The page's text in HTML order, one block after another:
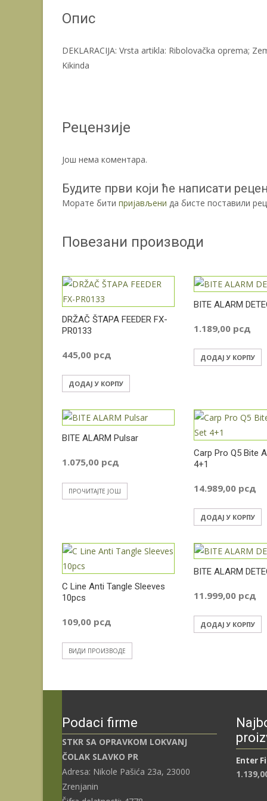
Опис
DEKLARACIJA: Vrsta artikla: Ribolovačka oprema;
Kikinda
Рецензије
Још нема коментара.
Будите први који ће написати
Морате бити пријављени да бисте поставили
Повезани производи
DRŽAČ ŠTAPA FEEDER FX-
PR0133
445,00 рсд
ДОДАЈ У КОРПУ
BITE ALARM
1.189,00 рсд
ДОДАЈ У КОРПУ
BITE ALARM Pulsar
1.075,00 рсд
ПРОЧИТАЈТЕ ЈОШ
Carp Pro Q5 Bite
4+1
14.989,00 рсд
ДОДАЈ У КОРПУ
C Line Anti Tangle Sleeves
10pcs
109,00 рсд
ВИДИ ПРОИЗВОДЕ
BITE ALARM
11.999,00 рсд
ДОДАЈ У КОРПУ
Podaci firme
STKR SA OPRAVKOM LOKVANJ
ČOLAK SLAVKO PR
Adresa: Nikole Pašića 23a, 23000
Zrenjanin
Enter